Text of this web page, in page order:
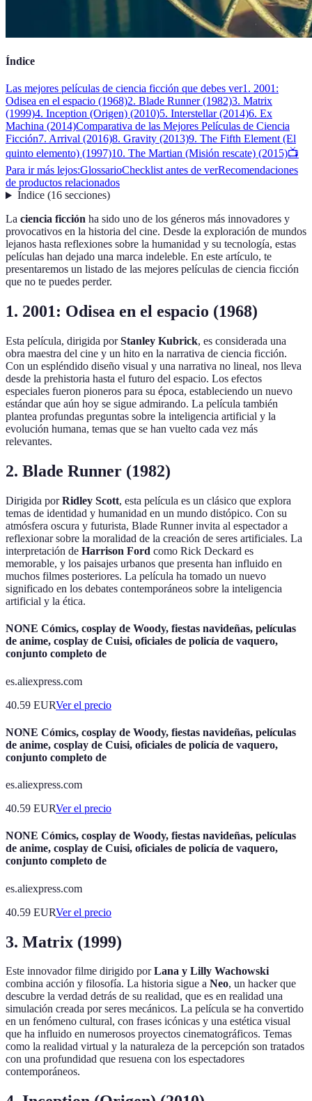
Índice
Las mejores películas de ciencia ficción que debes ver1. 2001:
Odisea en el espacio (1968)2. Blade Runner (1982)3. Matrix
(1999)4. Inception (Origen) (2010)5. Interstellar (2014)6. Ex
Machina (2014)Comparativa de las Mejores Películas de Ciencia
Ficción7. Arrival (2016)8. Gravity (2013)9. The Fifth Element (El
quinto elemento) (1997)10. The Martian (Misión rescate) (2015)📺
Para ir más lejos:GlossarioChecklist antes de verRecomendaciones
de productos relacionados
Índice(16 secciones)
La ciencia ficción ha sido uno de los géneros más innovadores y
provocativos en la historia del cine. Desde la exploración de mundos
lejanos hasta reflexiones sobre la humanidad y su tecnología, estas
películas han dejado una marca indeleble. En este artículo, te
presentaremos un listado de las mejores películas de ciencia ficción
que no te puedes perder.
1. 2001: Odisea en el espacio (1968)
Esta película, dirigida porStanley Kubrick, es considerada una
obra maestra del cine y un hito en la narrativa de ciencia ficción.
Con un espléndido diseño visual y una narrativa no lineal, nos lleva
desde la prehistoria hasta el futuro del espacio. Los efectos
especiales fueron pioneros para su época, estableciendo un nuevo
estándar que aún hoy se sigue admirando. La película también
plantea profundas preguntas sobre la inteligencia artificial y la
evolución humana, temas que se han vuelto cada vez más
relevantes.
2. Blade Runner (1982)
Dirigida porRidley Scott, esta película es un clásico que explora
temas de identidad y humanidad en un mundo distópico. Con su
atmósfera oscura y futurista, Blade Runner invita al espectador a
reflexionar sobre la moralidad de la creación de seres artificiales. La
interpretación de Harrison Ford como Rick Deckard es
memorable, y los paisajes urbanos que presenta han influido en
muchos filmes posteriores. La película ha tomado un nuevo
significado en los debates contemporáneos sobre la inteligencia
artificial y la ética.
NONE Cómics, cosplay de Woody, fiestas navideñas, películas
de anime, cosplay de Cuisi, oficiales de policía de vaquero,
conjunto completo de
es.aliexpress.com
40.59 EURVer el precio
NONE Cómics, cosplay de Woody, fiestas navideñas, películas
de anime, cosplay de Cuisi, oficiales de policía de vaquero,
conjunto completo de
es.aliexpress.com
40.59 EURVer el precio
NONE Cómics, cosplay de Woody, fiestas navideñas, películas
de anime, cosplay de Cuisi, oficiales de policía de vaquero,
conjunto completo de
es.aliexpress.com
40.59 EURVer el precio
3. Matrix (1999)
Este innovador filme dirigido porLana y Lilly Wachowski
combina acción y filosofía. La historia sigue a Neo, un hacker que
descubre la verdad detrás de su realidad, que es en realidad una
simulación creada por seres mecánicos. La película se ha convertido
en un fenómeno cultural, con frases icónicas y una estética visual
que ha influido en numerosos proyectos cinematográficos. Temas
como la realidad virtual y la naturaleza de la percepción son tratados
con una profundidad que resuena con los espectadores
contemporáneos.